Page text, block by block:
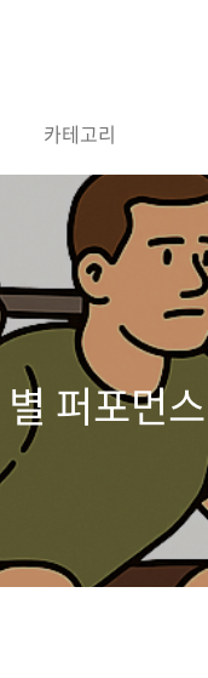
카테고리
퍼포먼